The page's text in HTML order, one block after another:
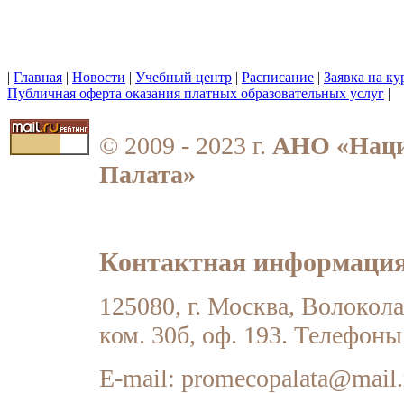
| Главная | Новости | Учебный центр | Расписание | Заявка на
Публичная оферта оказания платных образовательных услуг |
© 2009 - 2023 г. АНО
Палата»
Контактная
125080, г. Москва,
ком. 30б, оф. 193.
E-mail: